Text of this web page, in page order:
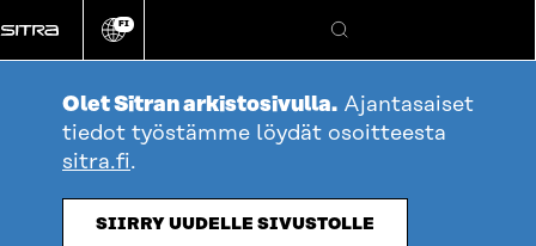
suoraan
sisältöön
Vaihda
kieli
FI
Hae
Olet Sitran arkistosivulla. Ajantasaiset
tiedot työstämme löydät osoitteesta
sitra.fi.
SIIRRY UUDELLE SIVUSTOLLE